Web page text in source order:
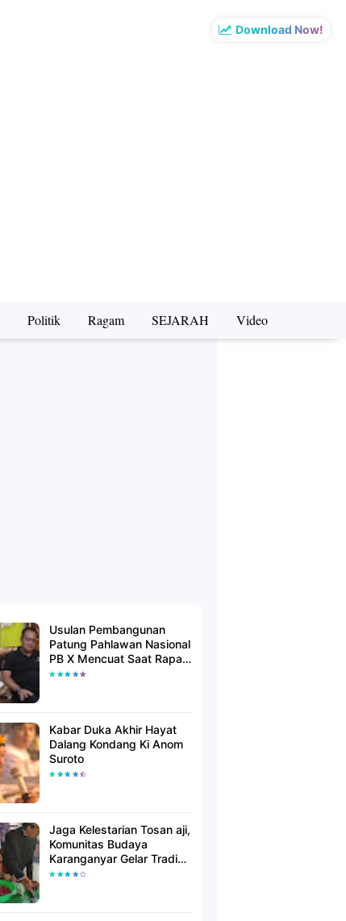
Download Now!
Politik Ragam SEJARAH Video
Usulan Pembangunan
Patung Pahlawan Nasional
PB X Mencuat Saat Rapat
Kerja Pengurus Harian
Kabar Duka Akhir Hayat
Dalang Kondang Ki Anom
Suroto
Jaga Kelestarian Tosan aji,
Komunitas Budaya
Karanganyar Gelar Tradisi
Jamasan Saat Wuku